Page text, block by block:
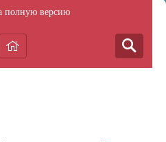
полную версию